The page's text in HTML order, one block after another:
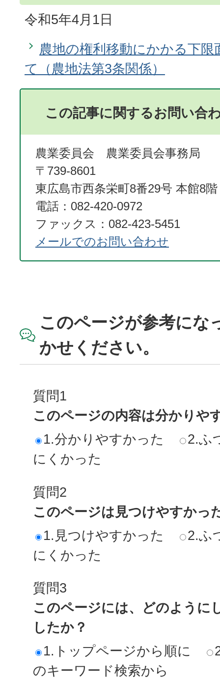
令和5年4月1日
農地の権利移動にかかる下
て（農地法第3条関係）
この記事に関するお問い合
農業委員会 農業委員会事務局
〒739-8601
東広島市西条栄町8番29号 本館8階
電話：082-420-0972
ファックス：082-423-5451
メールでのお問い合わせ
このページが参考にな
かせください。
質問1
このページの内容は分かりや
1.分かりやすかった
2.ふ
にくかった
質問2
このページは見つけやすかっ
1.見つけやすかった
2.ふ
にくかった
質問3
このページには、どのように
したか？
1.トップページから順に
のキーワード検索から